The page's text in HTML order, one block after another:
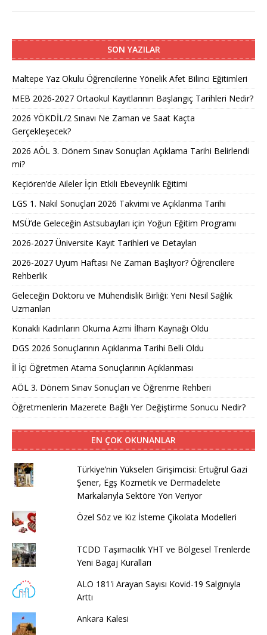
SON YAZILAR
Maltepe Yaz Okulu Öğrencilerine Yönelik Afet Bilinci Eğitimleri
MEB 2026-2027 Ortaokul Kayıtlarının Başlangıç Tarihleri Nedir?
2026 YÖKDİL/2 Sınavı Ne Zaman ve Saat Kaçta
Gerçekleşecek?
2026 AÖL 3. Dönem Sınav Sonuçları Açıklama Tarihi Belirlendi
mi?
Keçiören’de Aileler İçin Etkili Ebeveynlik Eğitimi
LGS 1. Nakil Sonuçları 2026 Takvimi ve Açıklanma Tarihi
MSÜ’de Geleceğin Astsubayları için Yoğun Eğitim Programı
2026-2027 Üniversite Kayıt Tarihleri ve Detayları
2026-2027 Uyum Haftası Ne Zaman Başlıyor? Öğrencilere
Rehberlik
Geleceğin Doktoru ve Mühendislik Birliği: Yeni Nesil Sağlık
Uzmanları
Konaklı Kadınların Okuma Azmi İlham Kaynağı Oldu
DGS 2026 Sonuçlarının Açıklanma Tarihi Belli Oldu
İl İçi Öğretmen Atama Sonuçlarının Açıklanması
AÖL 3. Dönem Sınav Sonuçları ve Öğrenme Rehberi
Öğretmenlerin Mazerete Bağlı Yer Değiştirme Sonucu Nedir?
EN ÇOK OKUNANLAR
Türkiye’nin Yükselen Girişimcisi: Ertuğrul Gazi
Şener, Egş Kozmetik ve Dermadelete
Markalarıyla Sektöre Yön Veriyor
Özel Söz ve Kız İsteme Çikolata Modelleri
TCDD Taşımacılık YHT ve Bölgesel Trenlerde
Yeni Bagaj Kuralları
ALO 181'i Arayan Sayısı Kovid-19 Salgınıyla
Arttı
Ankara Kalesi